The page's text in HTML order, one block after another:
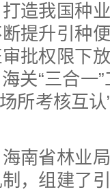
造我国种
提升引种
批权限下
关“三合一
所考核互
南省林业
，组建了